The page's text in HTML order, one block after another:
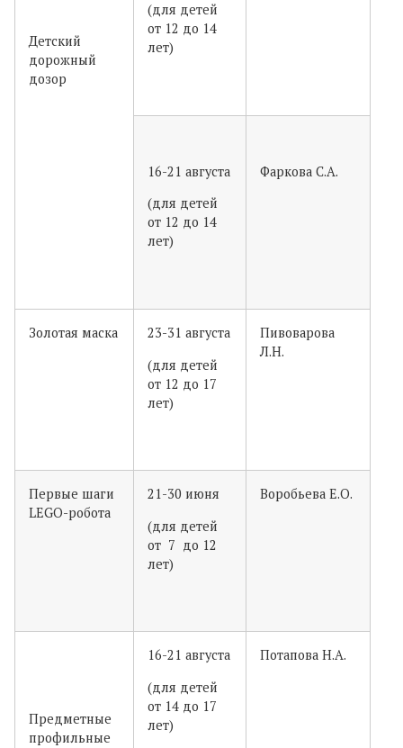
Детский
дорожный
дозор
(для детей
от 12 до 14
лет)
16-21 августа
(для детей
от 12 до 14
лет)
Фаркова С.А.
Золотая маска
23-31 августа
(для детей
от 12 до 17
лет)
Пивоварова
Л.Н.
Первые шаги
LEGO-робота
21-30 июня
(для детей
от 7 до 12
лет)
Воробьева Е.О.
Предметные
профильные
16-21 августа
(для детей
от 14 до 17
лет)
Потапова Н.А.